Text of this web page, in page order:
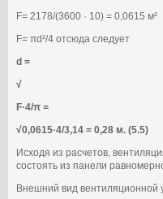
F= 2178/(3600 · 10) = 0,0615 м²
F= πd²/4 отсюда следует
d =
√
F·4/π =
√0,0615·4/3,14 = 0,28 м. (5.5)
Исходя из расчетов,
состоять из панели
Внешний вид вентиляционной